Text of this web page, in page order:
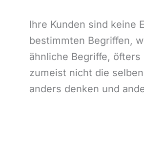
Ihre Kunden sind keine
bestimmten Begriffen,
ähnliche Begriffe,
zumeist nicht die
anders denken und